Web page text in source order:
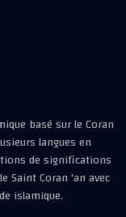
basé sur le Coran
langues en
de significations
Saint Coran 'an avec
islamique.